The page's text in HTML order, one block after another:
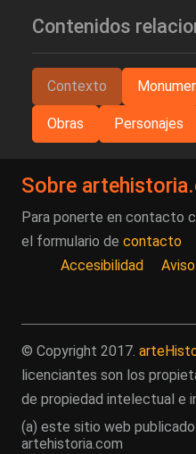
Contenidos
Contexto
Obras Personajes
Sobre
Para ponerte en contacto
el formulario de contacto
Accesibilidad
© Copyright 2017.
licenciantes son los
de propiedad intelectual e
(a) este sitio web
artehistoria.com